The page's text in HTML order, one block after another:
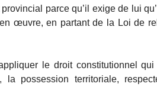
parce qu’il exige de lui
œuvre, en partant de la Loi de
le droit constitutionnel qui
la possession territoriale,